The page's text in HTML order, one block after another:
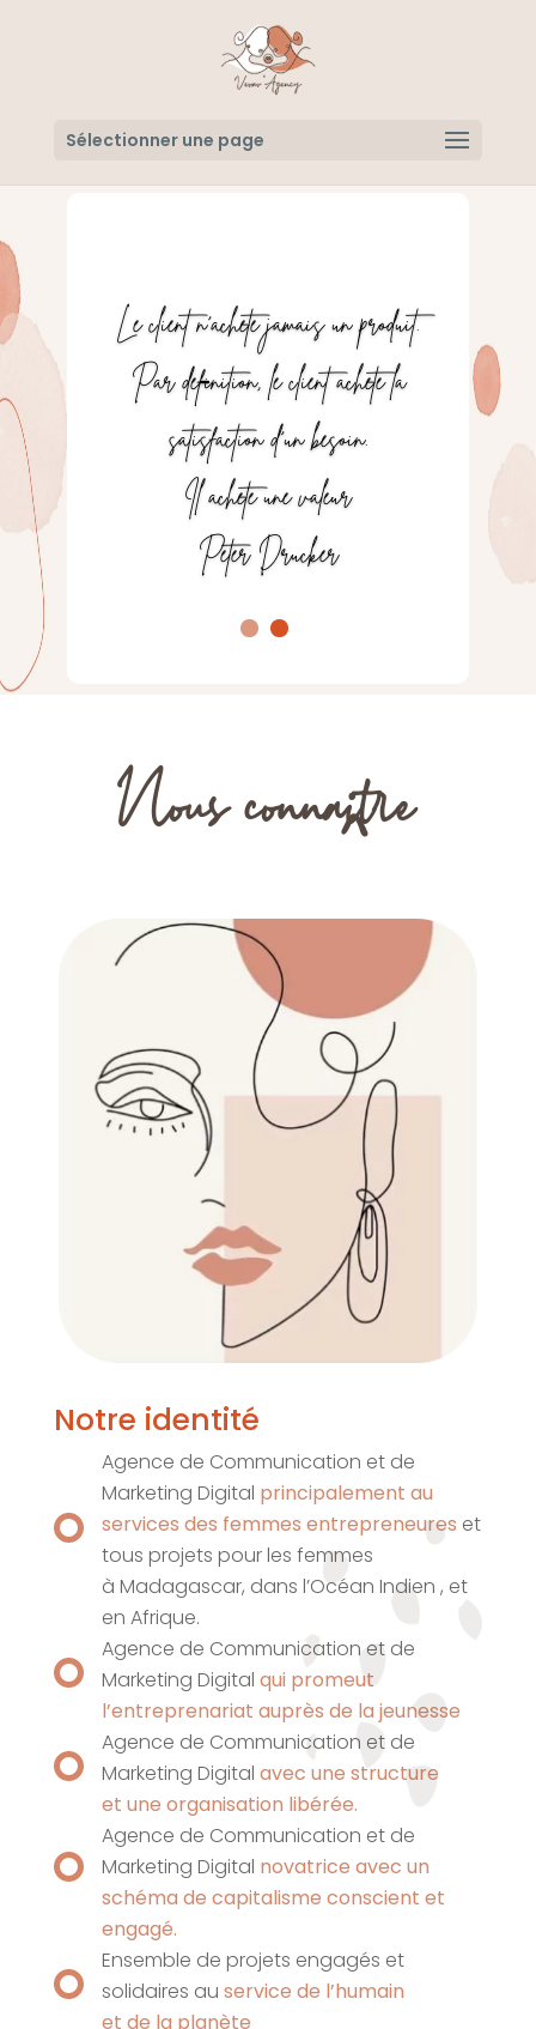
Sélectionner une page
Le client n’achète jamais un produit.
Par définition, le client achète la
satisfaction d’un besoin.
Il achète une valeur
Peter Drucker
Nous connaitre
Notre identité
Agence de Communication et de
Marketing Digital principalement au
services des femmes entrepreneures et
tous projets pour les femmes
à Madagascar, dans l’Océan Indien , et
en Afrique.
Agence de Communication et de
Marketing Digital qui promeut
l’entreprenariat auprès de la jeunesse
Agence de Communication et de
Marketing Digital avec une structure
et une organisation libérée.
Agence de Communication et de
Marketing Digital novatrice avec un
schéma de capitalisme conscient et
engagé.
Ensemble de projets engagés et
solidaires au service de l’humain
et de la planète